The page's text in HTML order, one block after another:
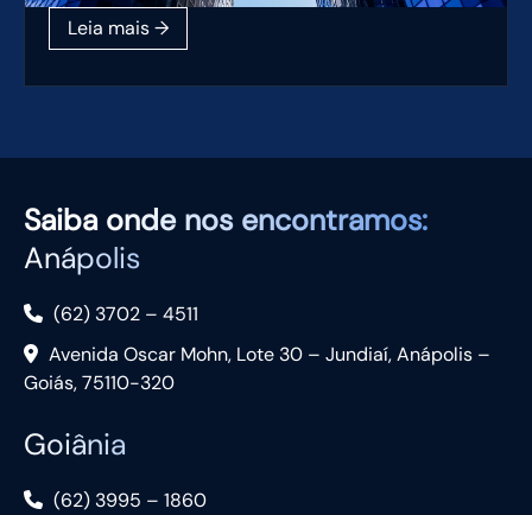
Saiba onde nos encontramos:
Anápolis
(62) 3702 – 4511
Avenida Oscar Mohn, Lote 30 – Jundiaí, Anápolis –
Goiás, 75110-320
Goiânia
(62) 3995 – 1860